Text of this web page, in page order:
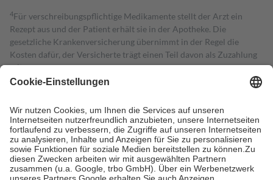
4Für verschreibungspflichtige Medikamente stellt der Arzt ein
Rezept aus und der Patient erhält sie in der Apotheke. Die
gesetzliche Krankenversicherung übernimmt in der Regel die
Kosten dafür, der Versicherte trägt einen Teil davon als Zuzahlung
mit.
Grundsätzlich leisten Mitglieder Zuzahlungen in Höhe von zehn
höchstens zehn Euro.
Es sind jedoch nie mehr als die tatsächlichen
Kosten der Leistung zu entrichten.
Diese Regeln gelten grundsätzlich auch für Online-Apotheken.
Bei Heilmitteln und häuslicher Krankenpflege beträgt die
Zuzahlung zehn Prozent der Kosten sowie zehn Euro je
Verordnung.